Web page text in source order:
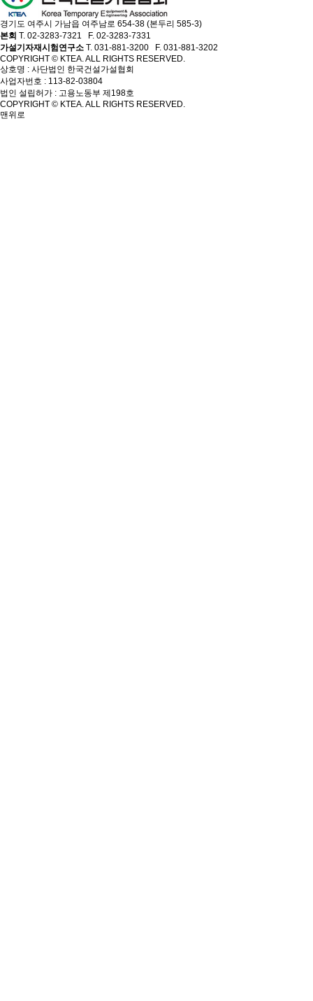
경기도 여주시 가남읍 여주남로 654-38 (본두리 585-3)
본회 T. 02-3283-7321 F. 02-3283-7331
가설기자재시험연구소 T. 031-881-3200 F. 031-881-3202
COPYRIGHT © KTEA. ALL RIGHTS RESERVED.
상호명 : 사단법인 한국건설가설협회
사업자번호 : 113-82-03804
법인 설립허가 : 고용노동부 제198호
COPYRIGHT © KTEA. ALL RIGHTS RESERVED.
맨위로